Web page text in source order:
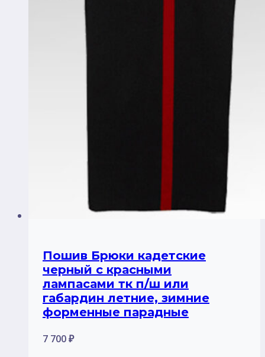
Пошив Брюки кадетские
черный с красными
лампасами тк п/ш или
габардин летние, зимние
форменные парадные
7 700₽